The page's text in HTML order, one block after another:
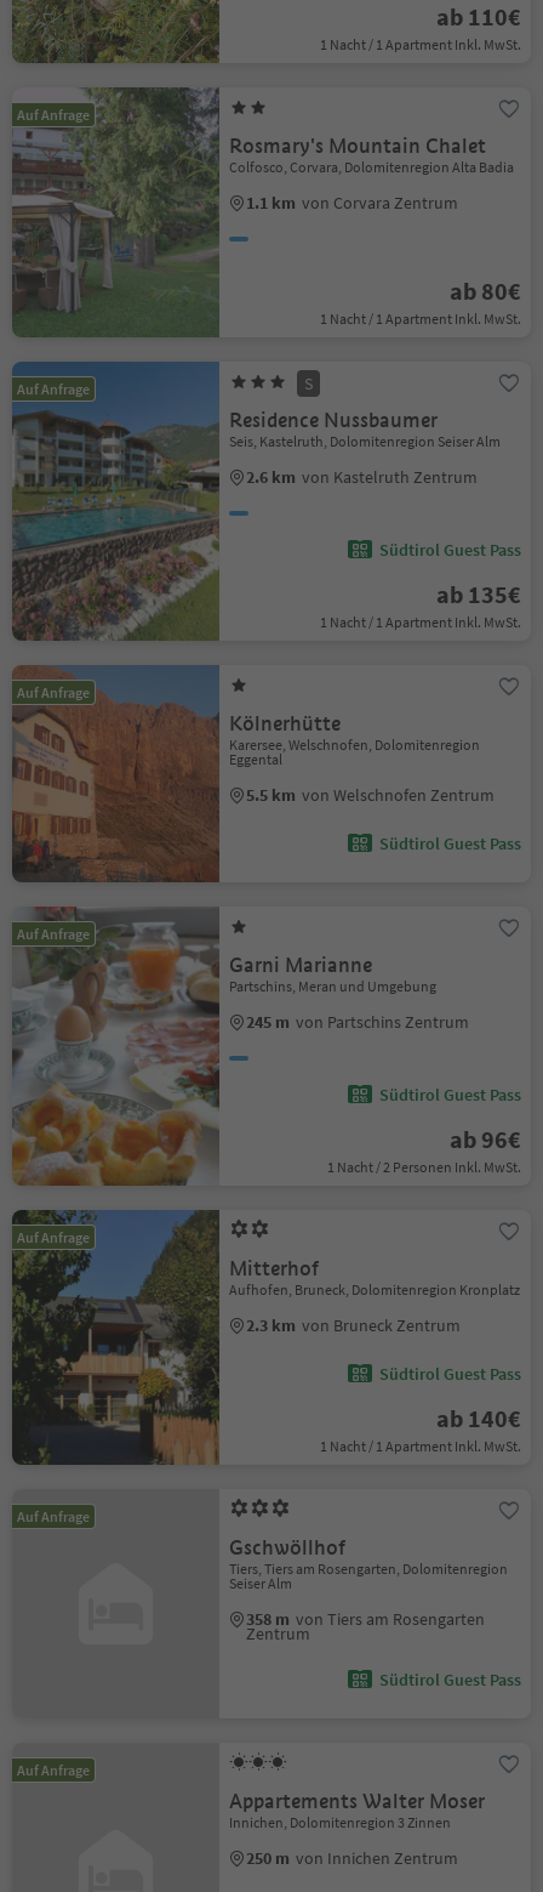
ab 110€
1 Nacht / 1 Apartment Inkl. MwSt.
Auf Anfrage
Rosmary's Mountain Chalet
Colfosco, Corvara, Dolomitenregion Alta Badia
1.1 km von Corvara Zentrum
ab 80€
1 Nacht / 1 Apartment Inkl. MwSt.
Auf Anfrage S
Residence Nussbaumer
Seis, Kastelruth, Dolomitenregion Seiser Alm
2.6 km von Kastelruth Zentrum
Südtirol Guest Pass
ab 135€
1 Nacht / 1 Apartment Inkl. MwSt.
Auf Anfrage
Kölnerhütte
Karersee, Welschnofen, Dolomitenregion
Eggental
5.5 km von Welschnofen Zentrum
Südtirol Guest Pass
Auf Anfrage
Garni Marianne
Partschins, Meran und Umgebung
245 m von Partschins Zentrum
Südtirol Guest Pass
ab 96€
1 Nacht / 2 Personen Inkl. MwSt.
Auf Anfrage
Mitterhof
Aufhofen, Bruneck, Dolomitenregion Kronplatz
2.3 km von Bruneck Zentrum
Südtirol Guest Pass
ab 140€
1 Nacht / 1 Apartment Inkl. MwSt.
Auf Anfrage
Gschwöllhof
Tiers, Tiers am Rosengarten, Dolomitenregion
Seiser Alm
358 m von Tiers am Rosengarten
Zentrum
Südtirol Guest Pass
Auf Anfrage
Appartements Walter Moser
Innichen, Dolomitenregion 3 Zinnen
250 m von Innichen Zentrum